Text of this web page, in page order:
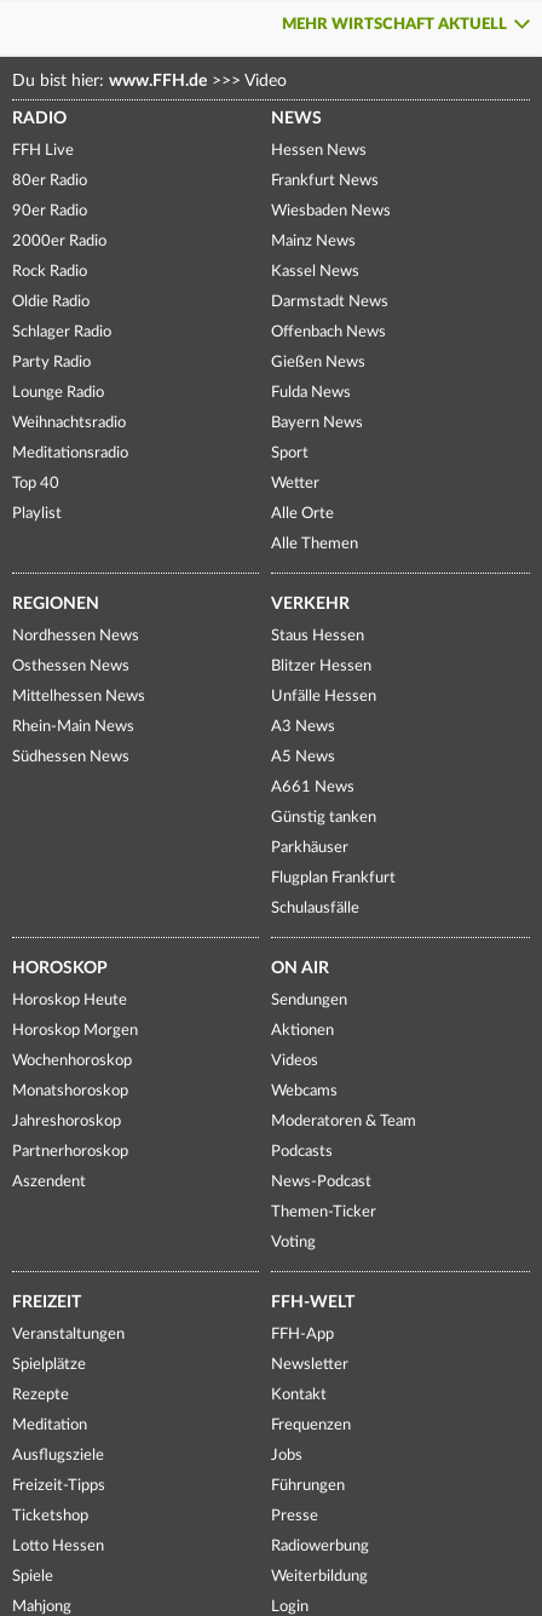
MEHR WIRTSCHAFT AKTUELL
Du bist hier: www.FFH.de >>> Video
RADIO
FFH Live
80er Radio
90er Radio
2000er Radio
Rock Radio
Oldie Radio
Schlager Radio
Party Radio
Lounge Radio
Weihnachtsradio
Meditationsradio
Top 40
Playlist
NEWS
Hessen News
Frankfurt News
Wiesbaden News
Mainz News
Kassel News
Darmstadt News
Offenbach News
Gießen News
Fulda News
Bayern News
Sport
Wetter
Alle Orte
Alle Themen
REGIONEN
Nordhessen News
Osthessen News
Mittelhessen News
Rhein-Main News
Südhessen News
VERKEHR
Staus Hessen
Blitzer Hessen
Unfälle Hessen
A3 News
A5 News
A661 News
Günstig tanken
Parkhäuser
Flugplan Frankfurt
Schulausfälle
HOROSKOP
Horoskop Heute
Horoskop Morgen
Wochenhoroskop
Monatshoroskop
Jahreshoroskop
Partnerhoroskop
Aszendent
ON AIR
Sendungen
Aktionen
Videos
Webcams
Moderatoren & Team
Podcasts
News-Podcast
Themen-Ticker
Voting
FREIZEIT
Veranstaltungen
Spielplätze
Rezepte
Meditation
Ausflugsziele
Freizeit-Tipps
Ticketshop
Lotto Hessen
Spiele
Mahjong
FFH-WELT
FFH-App
Newsletter
Kontakt
Frequenzen
Jobs
Führungen
Presse
Radiowerbung
Weiterbildung
Login